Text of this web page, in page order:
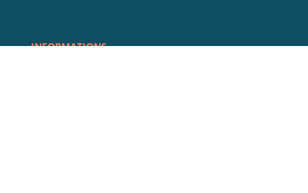
INFORMATIONS